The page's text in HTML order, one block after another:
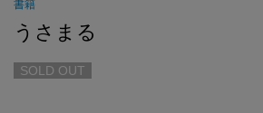
書籍
うさまる
SOLD OUT